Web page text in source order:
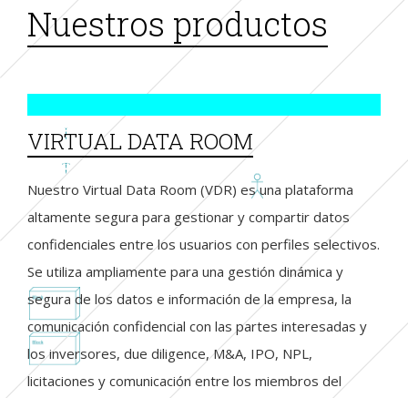
Nuestros productos
VIRTUAL DATA ROOM
Nuestro Virtual Data Room (VDR) es una plataforma
altamente segura para gestionar y compartir datos
confidenciales entre los usuarios con perfiles selectivos.
Se utiliza ampliamente para una gestión dinámica y
segura de los datos e información de la empresa, la
comunicación confidencial con las partes interesadas y
los inversores, due diligence, M&A, IPO, NPL,
licitaciones y comunicación entre los miembros del